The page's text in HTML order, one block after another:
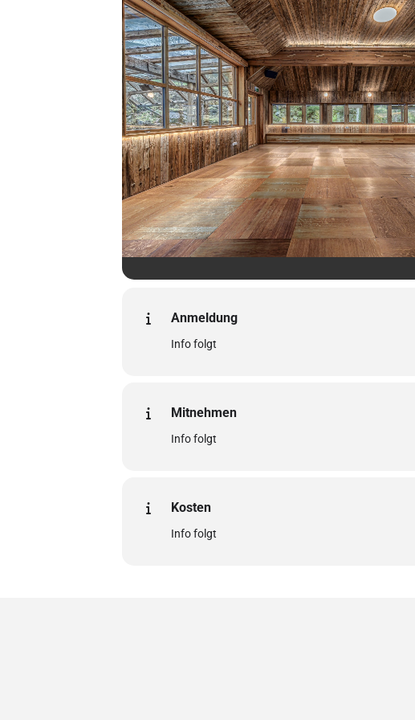
Anmeldung
Info folgt
Mitnehmen
Info folgt
Kosten
Info folgt